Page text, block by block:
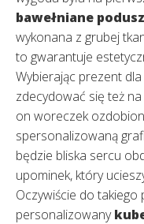
bawełniane
wykonana z grubej
to gwarantuje
Wybierając prezent
zdecydować się też na
on woreczek
spersonalizowaną
będzie bliska sercu
upominek, który
Oczywiście do takiego
personalizowany